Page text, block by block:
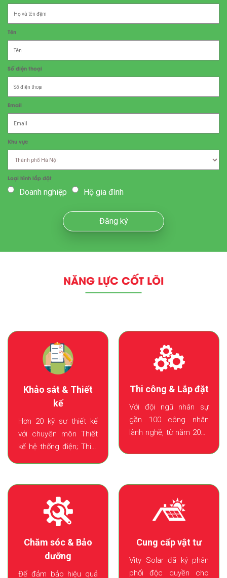
Tên
Số điện thoại
Email
Khu vực
Loại hình lắp đặt
Doanh nghiệp Hộ gia đình
Đăng ký
NĂNG LỰC CỐT LÕI
Khảo sát & Thiết
kế
Hơn 20 kỹ sư thiết kế
với chuyên môn Thiết
kế hệ thống điện; Thiết
100 dự án điện mặt trời
Thi công & Lắp đặt
Với đội ngũ nhân sự
gần 100 công nhân
lành nghề, từ năm 2020
Chăm sóc & Bảo
dưỡng
Để đảm bảo hiệu quả
Cung cấp vật tư
Vity Solar đã ký phân
phối độc quyền cho